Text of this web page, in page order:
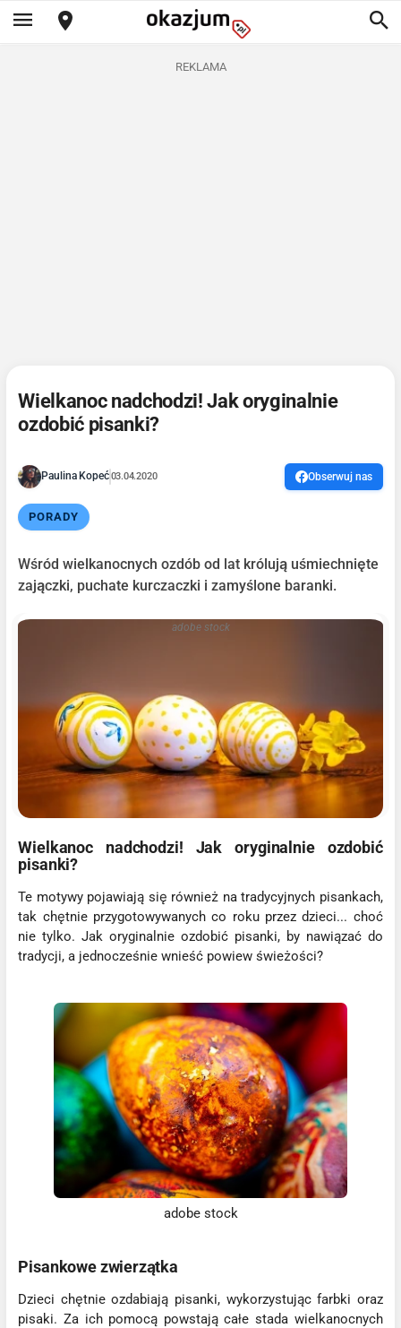
REKLAMA
Wielkanoc nadchodzi! Jak oryginalnie
ozdobić pisanki?
Paulina Kopeć03.04.2020 Obserwuj nas
PORADY
Wśród wielkanocnych ozdób od lat królują uśmiechnięte
zajączki, puchate kurczaczki i zamyślone baranki.
adobe stock
Wielkanoc nadchodzi! Jak oryginalnie ozdobić
pisanki?
Te motywy pojawiają się również na tradycyjnych pisankach,
tak chętnie przygotowywanych co roku przez dzieci... choć
nie tylko. Jak oryginalnie ozdobić pisanki, by nawiązać do
tradycji, a jednocześnie wnieść powiew świeżości?
adobe stock
Pisankowe zwierzątka
Dzieci chętnie ozdabiają pisanki, wykorzystując farbki oraz
pisaki. Za ich pomocą powstają całe stada wielkanocnych